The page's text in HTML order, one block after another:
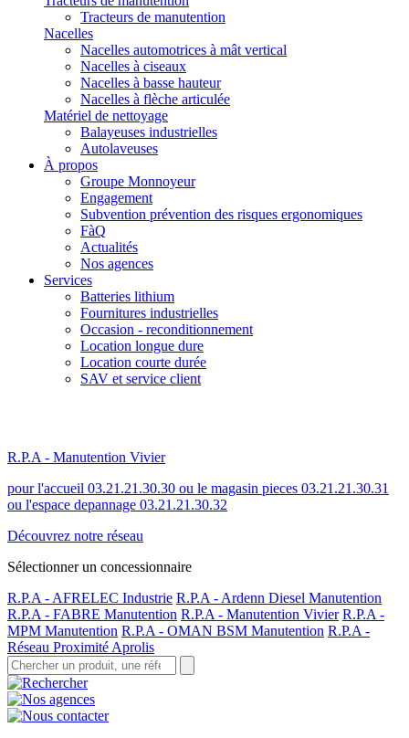
Tracteurs de manutention
Nacelles
Nacelles automotrices à mât vertical
Nacelles à ciseaux
Nacelles à basse hauteur
Nacelles à flèche articulée
Matériel de nettoyage
Balayeuses industrielles
Autolaveuses
À propos
Groupe Monnoyeur
Engagement
Subvention prévention des risques ergonomiques
FàQ
Actualités
Nos agences
Services
Batteries lithium
Fournitures industrielles
Occasion - reconditionnement
Location longue dure
Location courte durée
SAV et service client
R.P.A - Manutention Vivier
pour l'accueil 03.21.21.30.30 ou le magasin pieces 03.21.21.30.31
ou l'espace depannage 03.21.21.30.32
Découvrez notre réseau
Sélectionner un concessionnaire
R.P.A - AFRELEC Industrie R.P.A - Ardenn Diesel Manutention
R.P.A - FABRE Manutention R.P.A - Manutention Vivier R.P.A -
MPM Manutention R.P.A - OMAN BSM Manutention R.P.A -
Réseau Proximité Aprolis